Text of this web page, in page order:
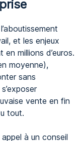
et les enjeux
millions d’euros.
moyenne),
sans
vente en fin
tout.
à un conseil